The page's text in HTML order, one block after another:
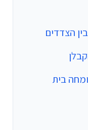
הצדדים
בית